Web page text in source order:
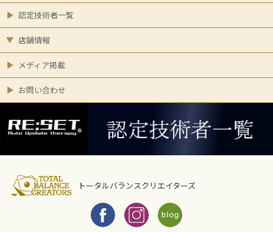
認定技術者一覧
店舗情報
メディア掲載
お問い合わせ
トータルバランスクリエイターズ